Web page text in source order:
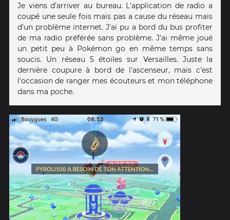
Je viens d'arriver au bureau. L'application de radio a
coupé une seule fois mais pas a cause du réseau mais
d'un problème internet. J'ai pu a bord du bus profiter
de ma radio préférée sans problème. J'ai même joué
un petit peu à Pokémon go en même temps sans
soucis. Un réseau 5 étoiles sur Versailles. Juste la
dernière coupure à bord de l'ascenseur, mais c'est
l'occasion de ranger mes écouteurs et mon téléphone
dans ma poche.